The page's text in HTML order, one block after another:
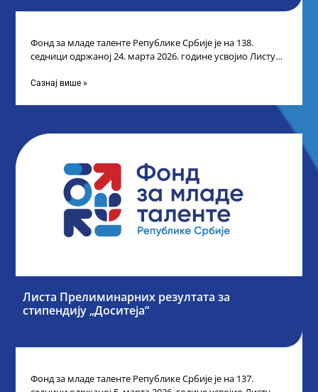
Фонд за младе таленте Републике Србије је на 138.
седници одржаној 24. марта 2026. године усвојио Листу
Сазнај више »
Листа Прелиминарних резултата за
стипендију „Доситеја“
Фонд за младе таленте Републике Србије је на 137.